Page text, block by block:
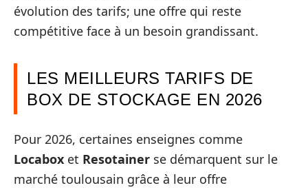
évolution des tarifs; une offre qui reste
compétitive face à un besoin grandissant.
LES MEILLEURS TARIFS DE
BOX DE STOCKAGE EN 2026
Pour 2026, certaines enseignes comme
Locabox et Resotainer se démarquent sur le
marché toulousain grâce à leur offre